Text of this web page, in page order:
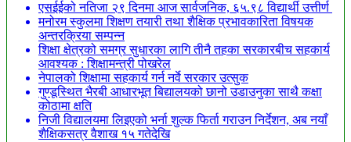
एसईईको नतिजा २९ दिनमा आज सार्वजनिक, ६५.९८ विद्यार्थी उत्तीर्ण
मनोरम स्कुलमा शिक्षण तयारी तथा शैक्षिक प्रभावकारिता विषयक
अन्तरक्रिया सम्पन्न
शिक्षा क्षेत्रको समग्र सुधारका लागि तीनै तहका सरकारबीच सहकार्य
आवश्यक : शिक्षामन्त्री पोखरेल
नेपालको शिक्षामा सहकार्य गर्न नर्वे सरकार उत्सुक
गुण्डूस्थित भैरबी आधारभूत बिद्यालयको छानो उडाउनुका साथै कक्षा
कोठामा क्षति
निजी विद्यालयमा लिइएको भर्ना शुल्क फिर्ता गराउन निर्देशन, अब नयाँ
शैक्षिकसत्र वैशाख १५ गतेदेखि